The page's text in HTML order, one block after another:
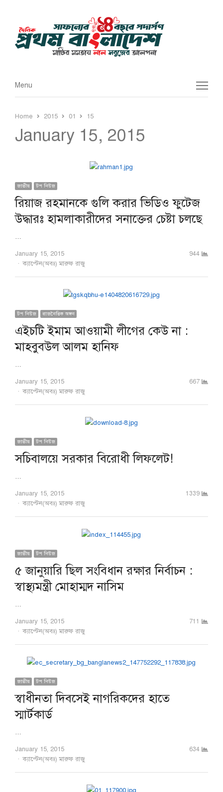
Menu
Menu
Home 2015 01 15
January 15, 2015
জাতীয় টপ নিউজ
রিয়াজ রহমানকে গুলি করার ভিডিও ফুটেজ
উদ্ধারঃ হামলাকারীদের সনাক্তের চেষ্টা চলছে
…
January 15, 2015
Author
ক্যাপ্টেন(অবঃ) মারুফ রাজু
944
টপ নিউজ রাজনৈতিক অঙ্গন
এইচটি ইমাম আওয়ামী লীগের কেউ না :
মাহবুবউল আলম হানিফ
…
January 15, 2015
Author
ক্যাপ্টেন(অবঃ) মারুফ রাজু
667
জাতীয় টপ নিউজ
সচিবালয়ে সরকার বিরোধী লিফলেট!
…
January 15, 2015
Author
ক্যাপ্টেন(অবঃ) মারুফ রাজু
1339
জাতীয় টপ নিউজ
৫ জানুয়ারি ছিল সংবিধান রক্ষার নির্বাচন :
স্বাস্থ্যমন্ত্রী মোহাম্মদ নাসিম
…
January 15, 2015
Author
ক্যাপ্টেন(অবঃ) মারুফ রাজু
711
জাতীয় টপ নিউজ
স্বাধীনতা দিবসেই নাগরিকদের হাতে
স্মার্টকার্ড
…
January 15, 2015
Author
ক্যাপ্টেন(অবঃ) মারুফ রাজু
634